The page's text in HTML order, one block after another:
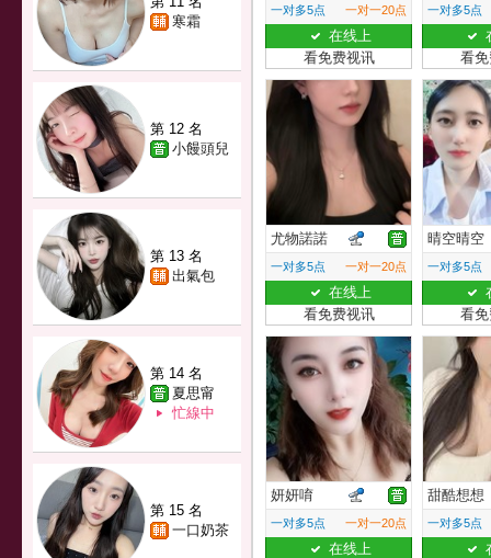
寒霜
第 12 名
小饅頭兒
第 13 名
出氣包
第 14 名
夏思甯
忙線中
第 15 名
一口奶茶
一对多5点 一对一20点
在线上
看免费视讯
一对多5点
看
尤物諾諾
一对多5点 一对一20点
在线上
看免费视讯
晴空晴空
一对多5点
看
妍妍唷
一对多5点 一对一20点
在线上
甜酷想想
一对多5点